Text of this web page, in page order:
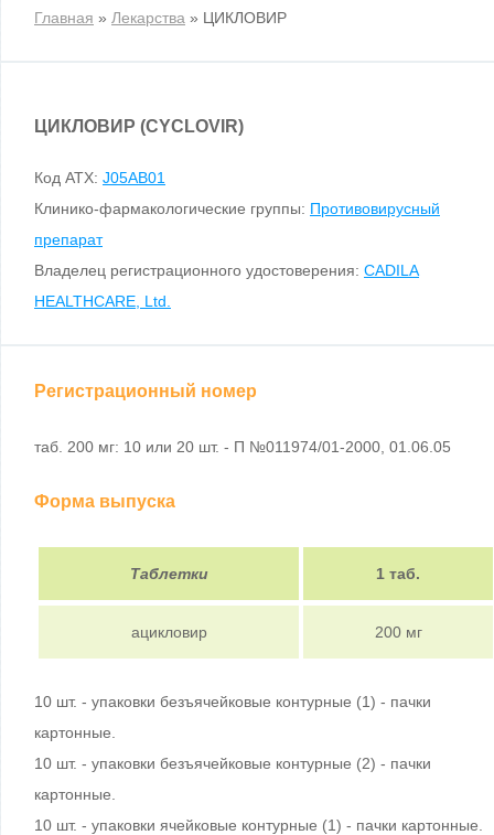
Главная » Лекарства » ЦИКЛОВИР
ЦИКЛОВИР (CYCLOVIR)
Код ATX: J05AB01
Клинико-фармакологические группы: Противовирусный
препарат
Владелец регистрационного удостоверения: CADILA
HEALTHCARE, Ltd.
Регистрационный номер
таб. 200 мг: 10 или 20 шт. - П №011974/01-2000, 01.06.05
Форма выпуска
Таблетки 1 таб.
ацикловир 200 мг
10 шт. - упаковки безъячейковые контурные (1) - пачки
картонные.
10 шт. - упаковки безъячейковые контурные (2) - пачки
картонные.
10 шт. - упаковки ячейковые контурные (1) - пачки картонные.